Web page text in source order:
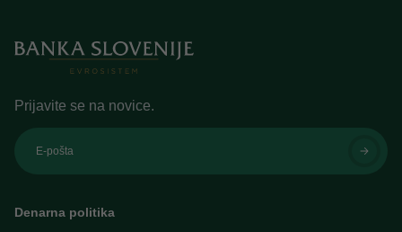
Prijavite se na novice.
E-pošta
Denarna politika